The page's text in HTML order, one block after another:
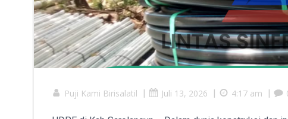
Puji Kami Birisalatil | Juli 13, 2026 | 4:17 am |